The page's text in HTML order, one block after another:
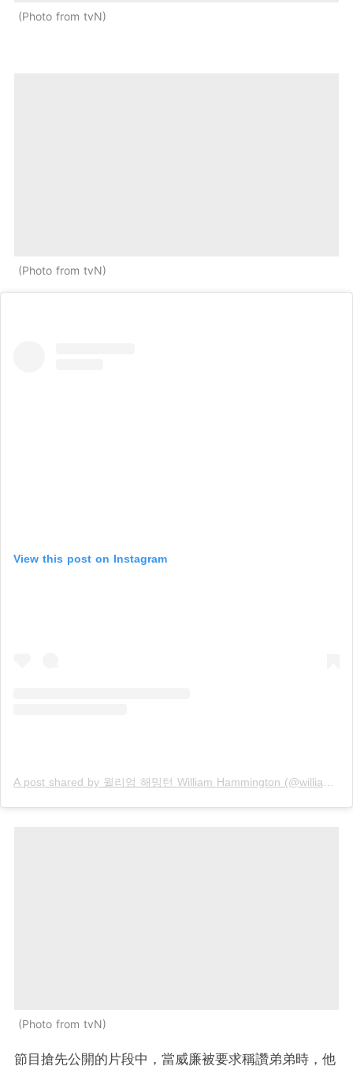
Photo from tvN
Photo from tvN
View this post on Instagram
Photo from tvN
節目搶先公開的片段中，當威廉被要求稱讚弟弟時，他